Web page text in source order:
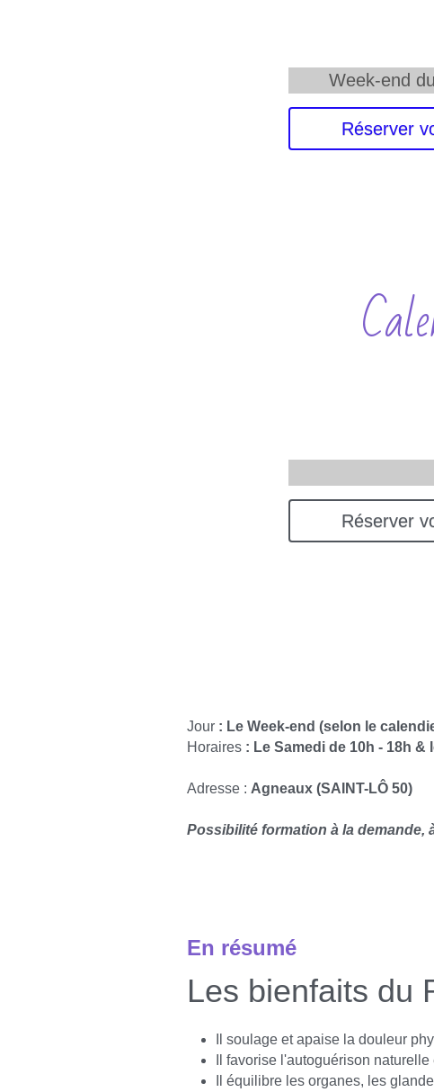
Week-end
Réserver
Réserver
Jour : Le Week-end (selon le
Horaires : Le Samedi de 10h - 18h &
Adresse : Agneaux (SAINT-LÔ 50)
Possibilité formation à la demande,
En résumé
Les bienfaits du
Il soulage et apaise la douleur
Il favorise l'autoguérison naturelle
Il équilibre les organes, les